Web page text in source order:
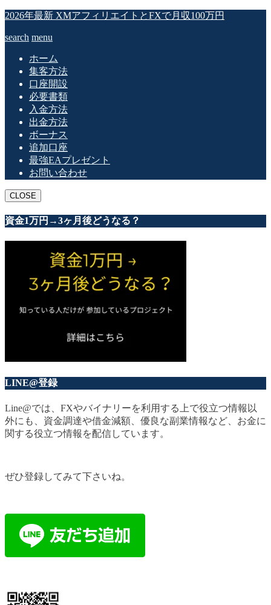
2026年最新 XMアフィリエイトとFXで月収100万円
search menu
ホーム
集客方法
口座開設
必要書類
入金方法
出金方法
ボーナス
追加口座
最強EAプレゼント
お問い合わせ
CLOSE
資金1万円→3ヶ月後どうなる？
LINE@登録
Line@では、FXやバイナリーを利用する上で役立つ情報以
外にも、資金調達や借金減額、優良な副業情報など、お金に
関する役立つ情報を配信しています。
ぜひ登録してみて下さいね。